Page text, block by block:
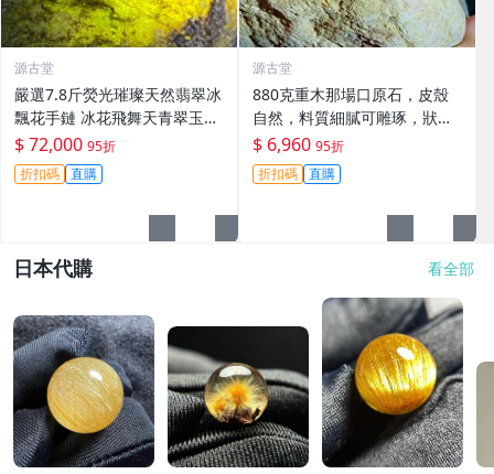
源古堂
嚴選7.8斤熒光璀璨天然翡翠冰
飄花手鏈 冰花飛舞天青翠玉br
acelet 翡翠手鏈 翡翠bracelet
$ 72,000 95折
折扣碼 直購
源古堂
880克重木那場口原石，皮殼
自然，料質細膩可雕琢，狀態
優良適合作為手鐲或收藏，嚴
選天然A貨翡翠#天然翡翠 A貨
翡翠 手鐲原料
$ 6,960 95折
折扣碼 直購
日本代購 看全部